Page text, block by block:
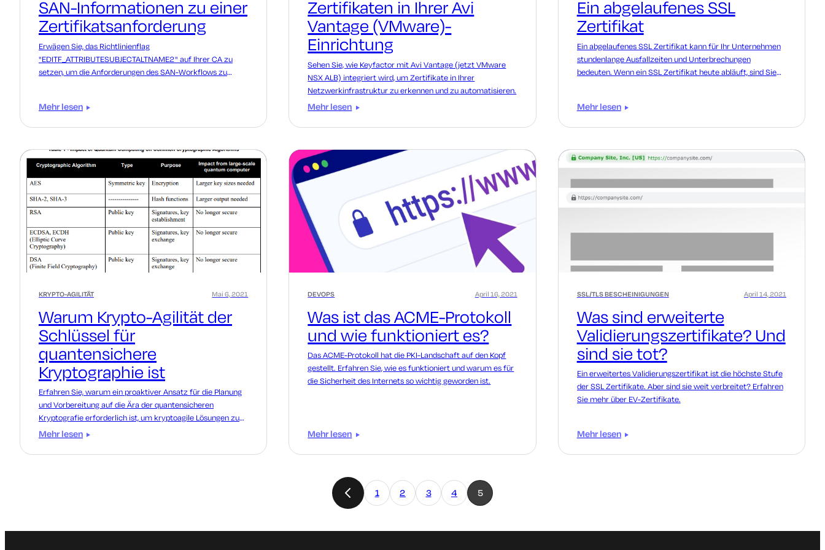
SAN-Informationen zu einer
Zertifikatsanforderung
Erwägen Sie, das Richtlinienflag
"EDITF_ATTRIBUTESUBJECTALTNAME2" auf Ihrer CA zu
setzen, um die Anforderungen des SAN-Workflows zu
Mehr lesen
Zertifikaten in Ihrer Avi
Vantage (VMware)-
Einrichtung
Sehen Sie, wie Keyfactor mit Avi Vantage (jetzt VMware
NSX ALB) integriert wird, um Zertifikate in Ihrer
Netzwerkinfrastruktur zu erkennen und zu automatisieren.
Mehr lesen
Ein abgelaufenes SSL
Zertifikat
Ein abgelaufenes SSL Zertifikat kann für Ihr Unternehmen
stundenlange Ausfallzeiten und Unterbrechungen
bedeuten. Wenn ein SSL Zertifikat heute abläuft, sind Sie
Mehr lesen
KRYPTO-AGILITÄT
Warum Krypto-Agilität der
Schlüssel für
quantensichere
Kryptographie ist
Mai 6, 2021
Erfahren Sie, warum ein proaktiver Ansatz für die Planung
und Vorbereitung auf die Ära der quantensicheren
Kryptografie erforderlich ist, um kryptoagile Lösungen zu
schaffen und durchzusetzen.
Mehr lesen
DEVOPS
Was ist das ACME-Protokoll
und wie funktioniert es?
April 16, 2021
Das ACME-Protokoll hat die PKI-Landschaft auf den Kopf
gestellt. Erfahren Sie, wie es funktioniert und warum es für
die Sicherheit des Internets so wichtig geworden ist.
Mehr lesen
SSL/TLS BESCHEINIGUNGEN
Was sind erweiterte
Validierungszertifikate? Und
sind sie tot?
April 14, 2021
Ein erweitertes Validierungszertifikat ist die höchste Stufe
der SSL Zertifikate. Aber sind sie weit verbreitet? Erfahren
Sie mehr über EV-Zertifikate.
Mehr lesen
1 2 3 4 5